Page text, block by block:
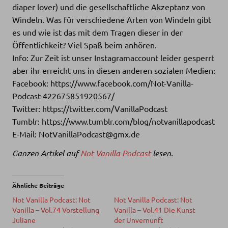
diaper lover) und die gesellschaftliche Akzeptanz von
Windeln. Was für verschiedene Arten von Windeln gibt
es und wie ist das mit dem Tragen dieser in der
Öffentlichkeit? Viel Spaß beim anhören.
Info: Zur Zeit ist unser Instagramaccount leider gesperrt
aber ihr erreicht uns in diesen anderen sozialen Medien:
Facebook: https://www.facebook.com/Not-Vanilla-
Podcast-422675851920567/
Twitter: https://twitter.com/VanillaPodcast
Tumblr: https://www.tumblr.com/blog/notvanillapodcast
E-Mail: NotVanillaPodcast@gmx.de
Ganzen Artikel aufNot Vanilla Podcastlesen.
Ähnliche Beiträge
Not Vanilla Podcast: Not
Vanilla – Vol.74 Vorstellung
Juliane
Not Vanilla Podcast: Not
Vanilla – Vol.41 Die Kunst
der Unvernunft